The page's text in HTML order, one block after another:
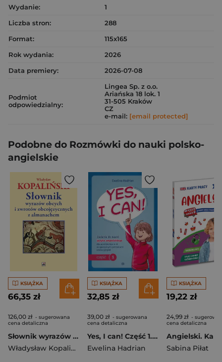
Wydanie:
1
Liczba stron:
288
Format:
115x165
Rok wydania:
2026
Data premiery:
2026-07-08
Podmiot
odpowiedzialny:
Lingea Sp. z o.o.
Ariańska 18 lok. 1
31-505 Kraków
CZ
e-mail: [email protected]
Podobne do Rozmówki do nauki polsko-
angielskie
KSIĄŻKA
66,35 zł
126,00 zł - sugerowana
cena detaliczna
Słownik wyrazów obcych i zwrotów obcojęzycznych z almanachem wyd. 4
Władysław Kopaliński
KSIĄŻKA
32,85 zł
39,00 zł - sugerowana
cena detaliczna
Yes, I can! Część 1. Zadania do nauki języka angielskiego dla uczniów klas 4–8 ze specjalnymi potrzebami edukacyjnymi
Ewelina Hadrian
KSIĄŻKA
19,22 zł
24,99 zł -
cena detaliczna
Sabina Piłat